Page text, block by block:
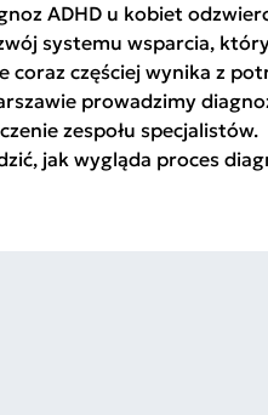
ADHD u kobiet
systemu wsparcia,
coraz częściej wynika z
prowadzimy
zespołu specjalistów.
jak wygląda proces